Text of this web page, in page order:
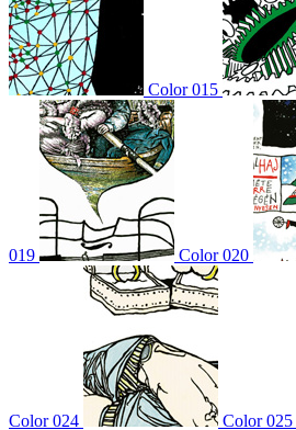
Color 015
019 Color 020
Color 024 Color 025